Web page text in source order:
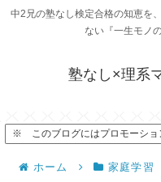
中2兄の塾なし検定合格の知恵を
ない『一生モノ
塾なし×理系
※ このブログにはプロモーショ
ホーム 家庭学習